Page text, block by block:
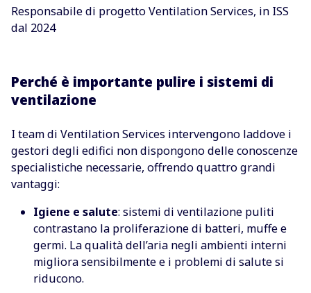
Responsabile di progetto Ventilation Services, in ISS
dal 2024
Perché è importante pulire i sistemi di
ventilazione
I team di Ventilation Services intervengono laddove i
gestori degli edifici non dispongono delle conoscenze
specialistiche necessarie, offrendo quattro grandi
vantaggi:
Igiene e salute: sistemi di ventilazione puliti
contrastano la proliferazione di batteri, muffe e
germi. La qualità dell’aria negli ambienti interni
migliora sensibilmente e i problemi di salute si
riducono.